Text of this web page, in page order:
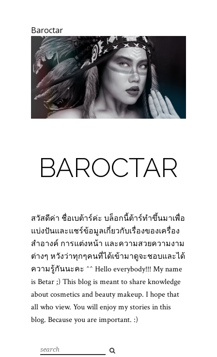
Baroctar
BAROCTAR
สวัสดีค่า ชื่อเบต้าร์ค่ะ บล็อกนี้ต้าร์ทำขึ้นมาเพื่อ
แบ่งปันและแชร์ข้อมูลเกี่ยวกับเรื่องของเครื่อง
สำอางค์ การแต่งหน้า และความสวยความงาม
ต่างๆ หวังว่าทุกๆคนที่ได้เข้ามาดูจะชอบและได้
ความรู้กันนะคะ ^^ Hello everybody!!! My name
is Betar ;) This blog is meant to share knowledge
about cosmetics and beauty makeup. I hope that
all who view. You will enjoy my stories in this
blog. Because you are important. :)